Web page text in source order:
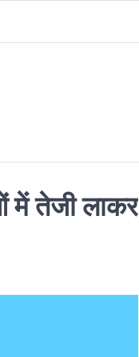
में तेजी लाकर